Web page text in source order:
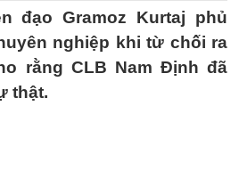
đạo Gramoz Kurtaj phủ
nghiệp khi từ chối ra
rằng CLB Nam Định đã
thật.